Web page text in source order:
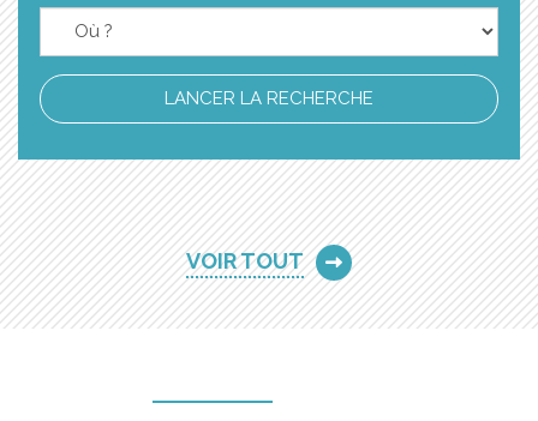
LANCER LA RECHERCHE
VOIR TOUT